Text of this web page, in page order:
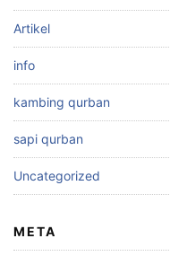
Artikel
info
kambing qurban
sapi qurban
Uncategorized
META